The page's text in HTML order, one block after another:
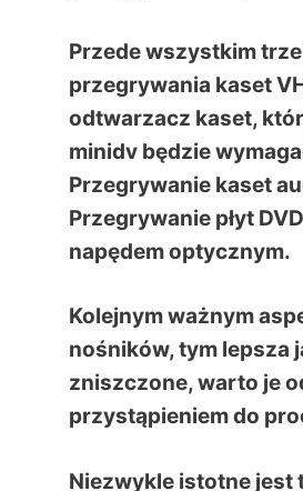
Przede wszystkim
przegrywania kaset
odtwarzacz kaset,
minidv będzie
Przegrywanie kaset
Przegrywanie płyt
napędem optycznym.
Kolejnym ważnym
nośników, tym lepsza
zniszczone, warto je
przystąpieniem do
Niezwykle istotne jest